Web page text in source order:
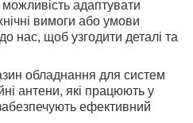
адаптувати
вимоги або умови
нас, щоб узгодити деталі та
обладнання для систем
антени, які працюють у
ефективний